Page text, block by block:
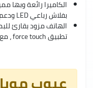
بفلاش رباعي LED ودعم تصوير فيديوهات بجودة 4k .
تطبيق force touch ، مع دعم لخاصية 3D touch .